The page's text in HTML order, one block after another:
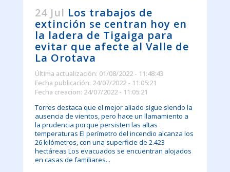
24 Jul Los trabajos de
extinción se centran hoy en
la ladera de Tigaiga para
evitar que afecte al Valle de
La Orotava
Última actualización: 01/08/2022 - 11:48:43
Fecha publicación: 24/07/2022 - 11:05:21
Fecha creacion: 24/07/2022 - 11:05:21
Torres destaca que el mejor aliado sigue siendo la
ausencia de vientos, pero hace un llamamiento a
la prudencia porque persisten las altas
temperaturas El perímetro del incendio alcanza los
26 kilómetros, con una superficie de 2.423
hectáreas Los evacuados se encuentran alojados
en casas de familiares...